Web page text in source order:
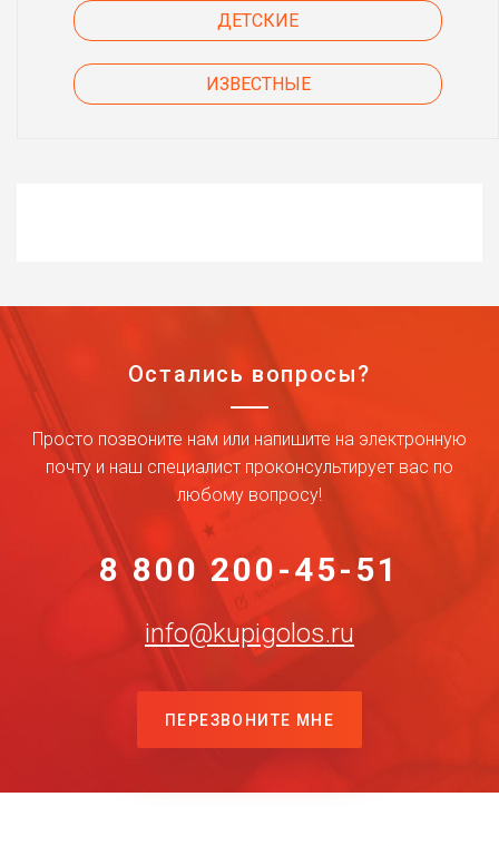
ДЕТСКИЕ
ИЗВЕСТНЫЕ
Остались вопросы?
Просто позвоните нам или напишите на электронную
почту и наш специалист проконсультирует вас по
любому вопросу!
8 800 200-45-51
info@kupigolos.ru
ПЕРЕЗВОНИТЕ МНЕ